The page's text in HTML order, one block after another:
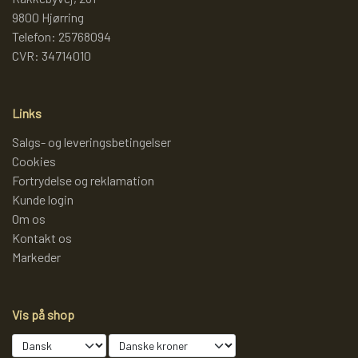
9800 Hjørring
Telefon: 25768094
CVR: 34714010
Links
Salgs- og leveringsbetingelser
Cookies
Fortrydelse og reklamation
Kunde login
Om os
Kontakt os
Markeder
Vis på shop